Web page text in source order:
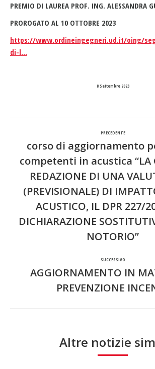
PREMIO DI LAUREA PROF. ING. ALESSANDRA
PROROGATO AL 10 OTTOBRE 2023
https://www.ordineingegneri.ud.it/oing/
di-l…
8 Settembre 2023
tra
post
PRECEDENTE
Post
precedente:
corso di aggiornamento
competenti in acustica “LA
REDAZIONE DI UNA
(PREVISIONALE) DI
ACUSTICO, IL DPR 227/
DICHIARAZIONE
NOTORIO”
SUCCESSIVO
post:
AGGIORNAMENTO IN
PREVENZIONE
Altre notizie